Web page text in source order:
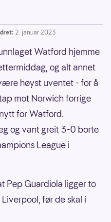
2. januar 2023
Watford hjemme
og alt annet
høyst uventet - for å
mot Norwich forrige
for Watford.
og vant greit 3-0 borte
League i
Pep Guardiola ligger to
før de skal i